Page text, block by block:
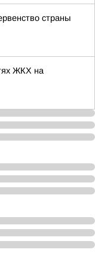
страны
ЖКХ на